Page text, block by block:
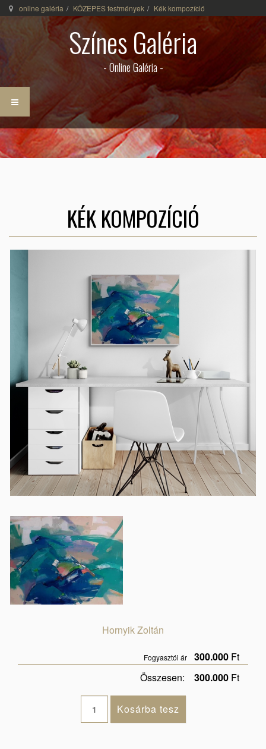
online galéria KÖZEPES festmények Kék kompozíció
Színes Galéria
- Online Galéria -
KÉK KOMPOZÍCIÓ
Hornyik Zoltán
Fogyasztói ár 300.000 Ft
Összesen:
300.000 Ft